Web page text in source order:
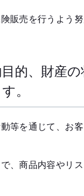
販売を行うよう努
的、財産の
。
等を通じて、お
、商品内容やリ